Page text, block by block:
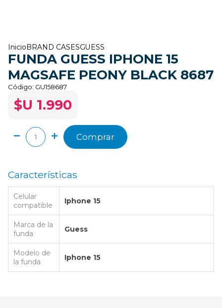
Inicio BRAND CASESGUESS
FUNDA GUESS IPHONE 15
MAGSAFE PEONY BLACK 8687
Código: GU158687
$U 1.990
Comprar
Características
Celular
compatible
Iphone 15
Marca de la
funda
Guess
Modelo de
la funda
Iphone 15